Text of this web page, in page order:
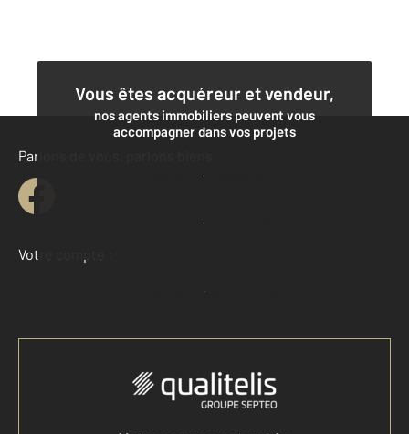
Vous êtes acquéreur et vendeur,
nos agents immobiliers peuvent vous
accompagner dans vos projets
Contacter l'agence
Demander une estimation
Parlons de vous, parlons biens
Votre compte :
Accéder à mon compte